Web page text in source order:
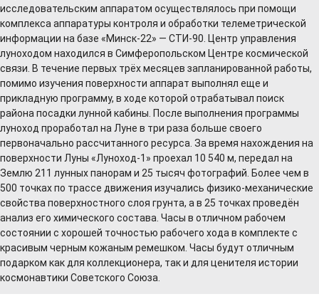
исследовательским аппаратом осуществлялось при помощи
комплекса аппаратуры контроля и обработки телеметрической
информации на базе «Минск-22» — СТИ-90. Центр управления
луноходом находился в Симферопольском Центре космической
связи. В течение первых трёх месяцев запланированной работы,
помимо изучения поверхности аппарат выполнял еще и
прикладную программу, в ходе которой отрабатывал поиск
района посадки лунной кабины. После выполнения программы
луноход проработал на Луне в три раза больше своего
первоначально рассчитанного ресурса. За время нахождения на
поверхности Луны «Луноход-1» проехал 10 540 м, передал на
Землю 211 лунных панорам и 25 тысяч фотографий. Более чем в
500 точках по трассе движения изучались физико-механические
свойства поверхностного слоя грунта, а в 25 точках проведён
анализ его химического состава. Часы в отличном рабочем
состоянии с хорошей точностью рабочего хода в комплекте с
красивым черным кожаным ремешком. Часы будут отличным
подарком как для коллекционера, так и для ценителя истории
космонавтики Советского Союза.